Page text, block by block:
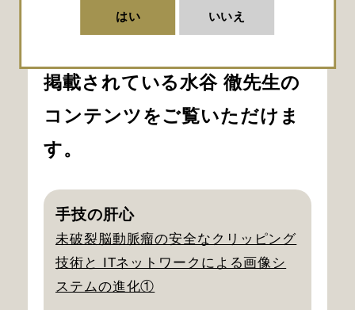
はい いいえ
掲載されている水谷 徹先生の
コンテンツをご覧いただけま
す。
手技の肝心
未破裂脳動脈瘤の安全なクリッピング
技術と ITネットワークによる画像シ
ステムの進化①